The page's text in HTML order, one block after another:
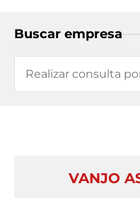
Buscar empresa
VANJO